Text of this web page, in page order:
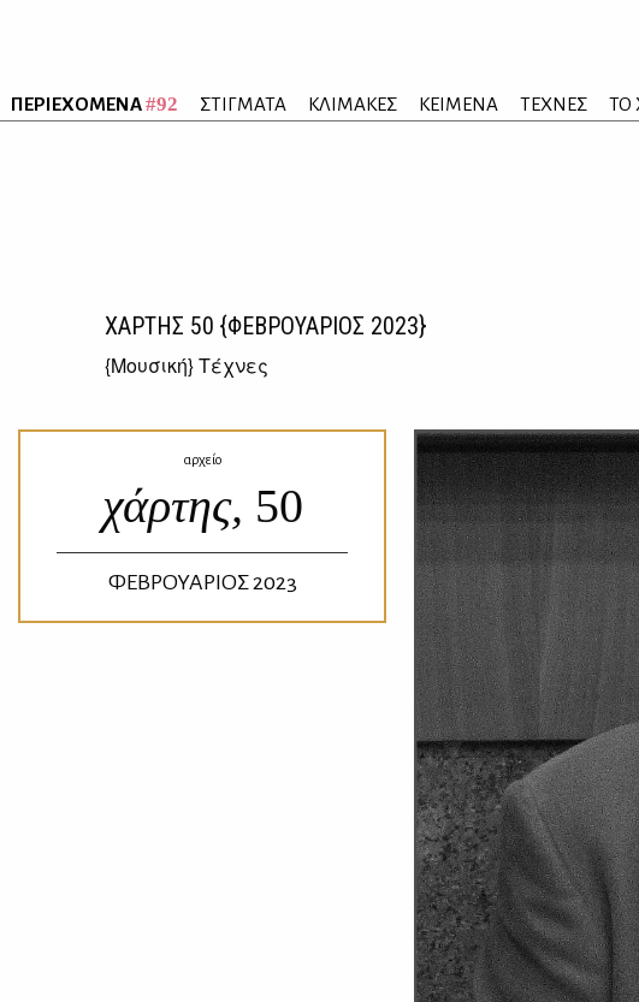
ΠΕΡΙΕΧΟΜΕΝΑ#92 ΣΤΙΓΜΑΤΑ ΚΛΙΜΑΚΕΣ ΚΕΙΜΕΝΑ ΤΕΧΝΕΣ ΤΟ
ΧΑΡΤΗΣ 50 {ΦΕΒΡΟΥΑΡΙΟΣ 2023}
{Μουσική} Τέχνες
αρχείο
χάρτης, 50
ΦΕΒΡΟΥΑΡΙΟΣ 2023